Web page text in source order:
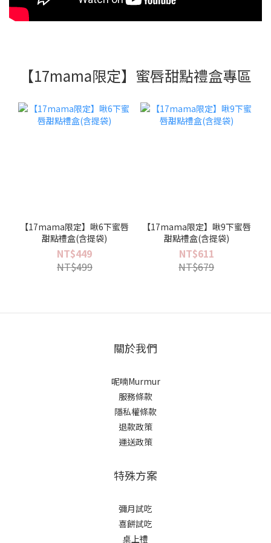
【17mama限定】蜜唇甜點禮盒專區
【17mama限定】啾6下蜜唇
甜點禮盒(含提袋)
NT$449
NT$499
【17mama限定】啾9下蜜唇
甜點禮盒(含提袋)
NT$611
NT$679
關於我們
呢喃Murmur
服務條款
隱私權條款
退款政策
運送政策
特殊方案
彌月試吃
喜餅試吃
桌上禮